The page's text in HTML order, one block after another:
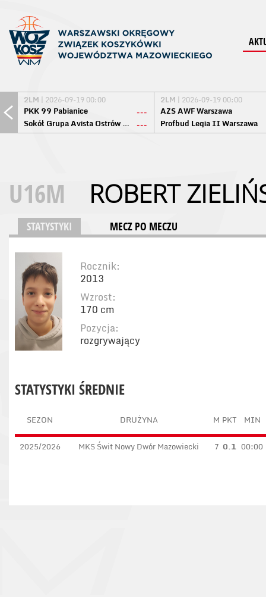
2LM | 2026-09-19 00:00
PKK 99 Pabianice
---
Sokół Grupa Avista Ostrów Maz. ---
2LM | 2026-09-19 00:00
AZS AWF Warszawa
Profbud Legia II Warszawa
U16M ROBERT
STATYSTYKI MECZ PO MECZU
Rocznik:
2013
Wzrost:
170 cm
Pozycja:
rozgrywający
STATYSTYKI ŚREDNIE
SEZON DRUŻYNA M PKT MIN
2025/2026 MKS Świt Nowy Dwór Mazowiecki 7 0.1 00:00